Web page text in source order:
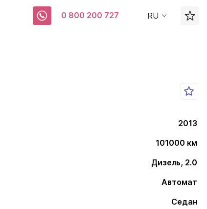
0 800 200 727 RU
2013
101000 км
Дизель, 2.0
Автомат
Седан